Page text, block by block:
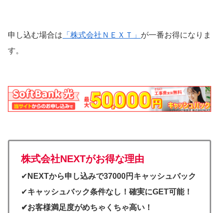
申し込む場合は 「株式会社ＮＥＸＴ」 が一番お得になりま
す。
株式会社NEXTがお得な理由
✔︎ NEXTから申し込みで37000円キャッシュバック
✔︎キャッシュバック条件なし！確実にGET可能！
✔︎お客様満足度がめちゃくちゃ高い！